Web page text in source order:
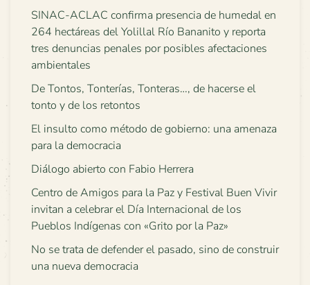
SINAC-ACLAC confirma presencia de humedal en
264 hectáreas del Yolillal Río Bananito y reporta
tres denuncias penales por posibles afectaciones
ambientales
De Tontos, Tonterías, Tonteras…, de hacerse el
tonto y de los retontos
El insulto como método de gobierno: una amenaza
para la democracia
Diálogo abierto con Fabio Herrera
Centro de Amigos para la Paz y Festival Buen Vivir
invitan a celebrar el Día Internacional de los
Pueblos Indígenas con «Grito por la Paz»
No se trata de defender el pasado, sino de construir
una nueva democracia